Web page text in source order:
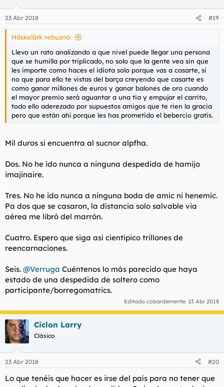
23 Abr 2018 #19
Häskelärk rebuznó:
Llevo un rato analizando a que nivel puede llegar una persona
que se humilla por triplicado, no solo que la gente vea sin que
les importe como haces el idiota solo porque vas a casarte, si
no que para ello te vistas del barça creyendo que casarte es
como ganar millones de euros y ganar balones de oro cuando
el mayor premio será aguantar a una tia y empujar el carrito,
todo ello aderezado por supuestos amigos que te rien la gracia
pero que están ahí porque les has prometido el bebercio gratis.
Mil duros si encuentra al sucnor alpfha.
Dos. No he ido nunca a ninguna despedida de hamijo
imajinaire.
Tres. No he ido nunca a ninguna boda de amic ni henemic.
Pa dos que se casaron, la distancia solo salvable via
aérea me libró del marrón.
Cuatro. Espero que siga así cientipico trillones de
reencarnaciones.
Seis. @Verruga Cuéntenos lo más parecido que haya
estado de una despedida de soltero como
participante/borregomatrics.
Editado cobardemente: 23 Abr 2018
Ciclon Larry
Clásico
23 Abr 2018 #20
Lo que tenéis que hacer es irse del país para no tener que